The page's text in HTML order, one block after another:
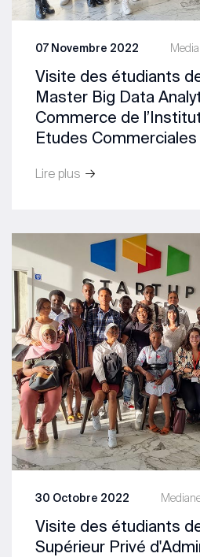
07 Novembre 2022
Visite des étudiants
Master Big Data
Commerce de
Etudes Commerciales
Lire plus
30 Octobre 2022
Visite des étudiants
Supérieur Privé